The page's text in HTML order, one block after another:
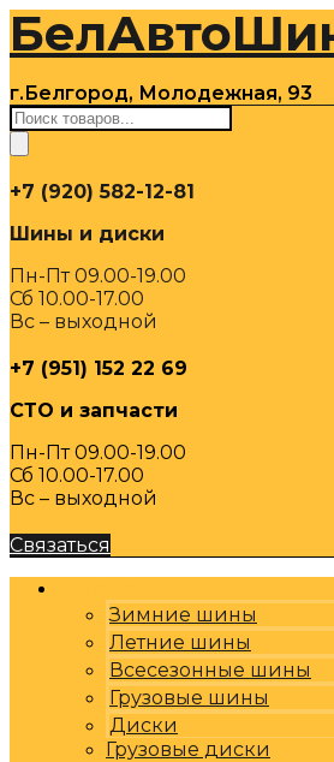
Перейти
содержимому
г.Белгород, Молодежная, 93
Поиск
товаров
+7 (920) 582-12-81
Шины и диски
Пн-Пт 09.00-19.00
Сб 10.00-17.00
Вс – выходной
+7 (951) 152 22 69
СТО и запчасти
Пн-Пт 09.00-19.00
Сб 10.00-17.00
Вс – выходной
Связаться
Зимние шины
Летние шины
Всесезонные шины
Грузовые шины
Диски
Грузовые диски